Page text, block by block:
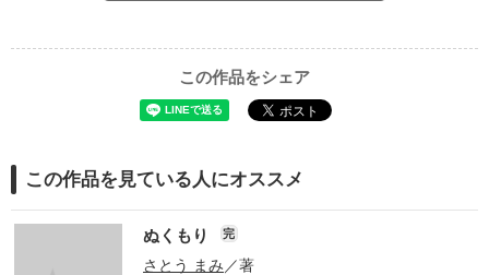
この作品をシェア
この作品を見ている人にオススメ
ぬくもり 完
さとう まみ ／著